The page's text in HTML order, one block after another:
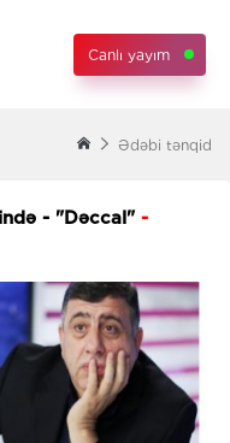
Canlı yayım
Ədəbi tənqid
- "Dəccal" -